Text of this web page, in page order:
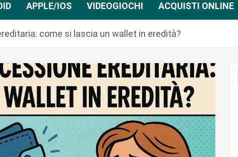
APPLE/IOS VIDEOGIOCHI ACQUISTI ONLINE
come si lascia un wallet in eredità?